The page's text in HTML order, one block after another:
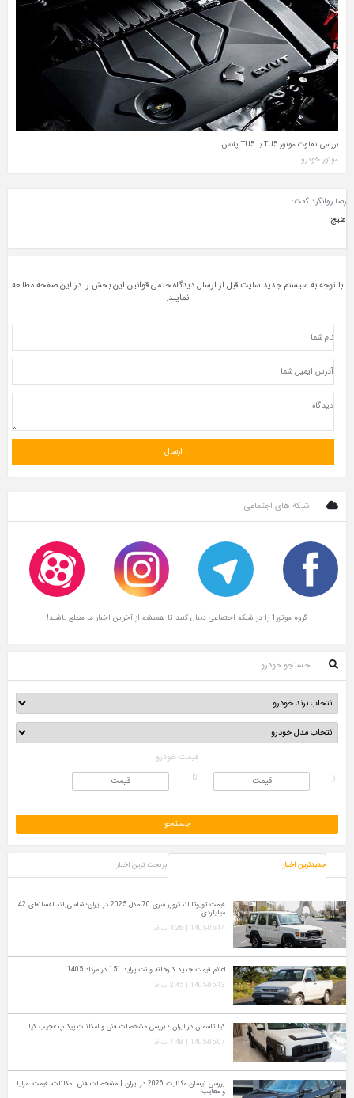
بررسی تفاوت موتور TU5 با TU5 پلاس
موتور خودرو
رضا روانگرد گفت:
هیچ
با توجه به سیستم جدید سایت قبل از ارسال دیدگاه حتمی قوانین این بخش را در این صفحه مطالعه
نمایید.
شبکه های اجتماعی
گروه موتور1 را در شبکه اجتماعی دنبال کنید تا همیشه از آخرین اخبار ما مطلع باشید!
جستجو خودرو
قیمت خودرو
از
تا
جدیدترین اخبار پربحث ترین اخبار
قیمت تویوتا لندکروزر سری 70 مدل 2025 در ایران؛ شاسی‌بلند افسانه‌ای 42
میلیاردی
1405-05-14 | 4:26 ب.ظ
اعلام قیمت جدید کارخانه وانت پراید 151 در مرداد 1405
1405-05-13 | 2:45 ب.ظ
کیا تاسمان در ایران ؛ بررسی مشخصات فنی و امکانات پیکاپ عجیب کیا
1405-05-07 | 7:48 ب.ظ
بررسی نیسان مگنایت 2026 در ایران | مشخصات فنی، امکانات، قیمت، مزایا
و معایب